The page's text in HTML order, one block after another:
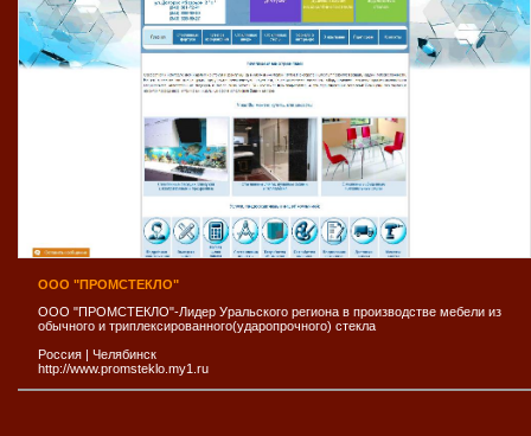
ООО "ПРОМСТЕКЛО"
ООО "ПРОМСТЕКЛО"-Лидер Уральского региона в производстве мебели из
обычного и триплексированного(ударопрочного) стекла
Россия | Челябинск
http://www.promsteklo.my1.ru